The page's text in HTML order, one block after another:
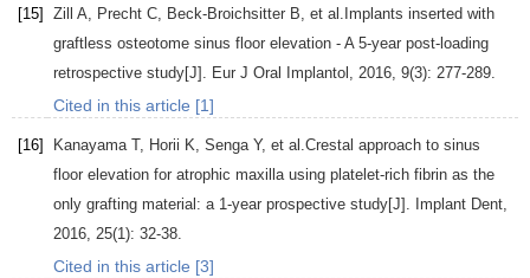
[15] Zill A, Precht C, Beck-Broichsitter B, et al.Implants inserted with
graftless osteotome sinus floor elevation - A 5-year post-loading
retrospective study[J]. Eur J Oral Implantol , 2016, 9(3): 277-289.
Cited in this article [1]
[16] Kanayama T, Horii K, Senga Y, et al.Crestal approach to sinus
floor elevation for atrophic maxilla using platelet-rich fibrin as the
only grafting material: a 1-year prospective study[J]. Implant Dent,
2016, 25(1): 32-38.
Cited in this article [3]